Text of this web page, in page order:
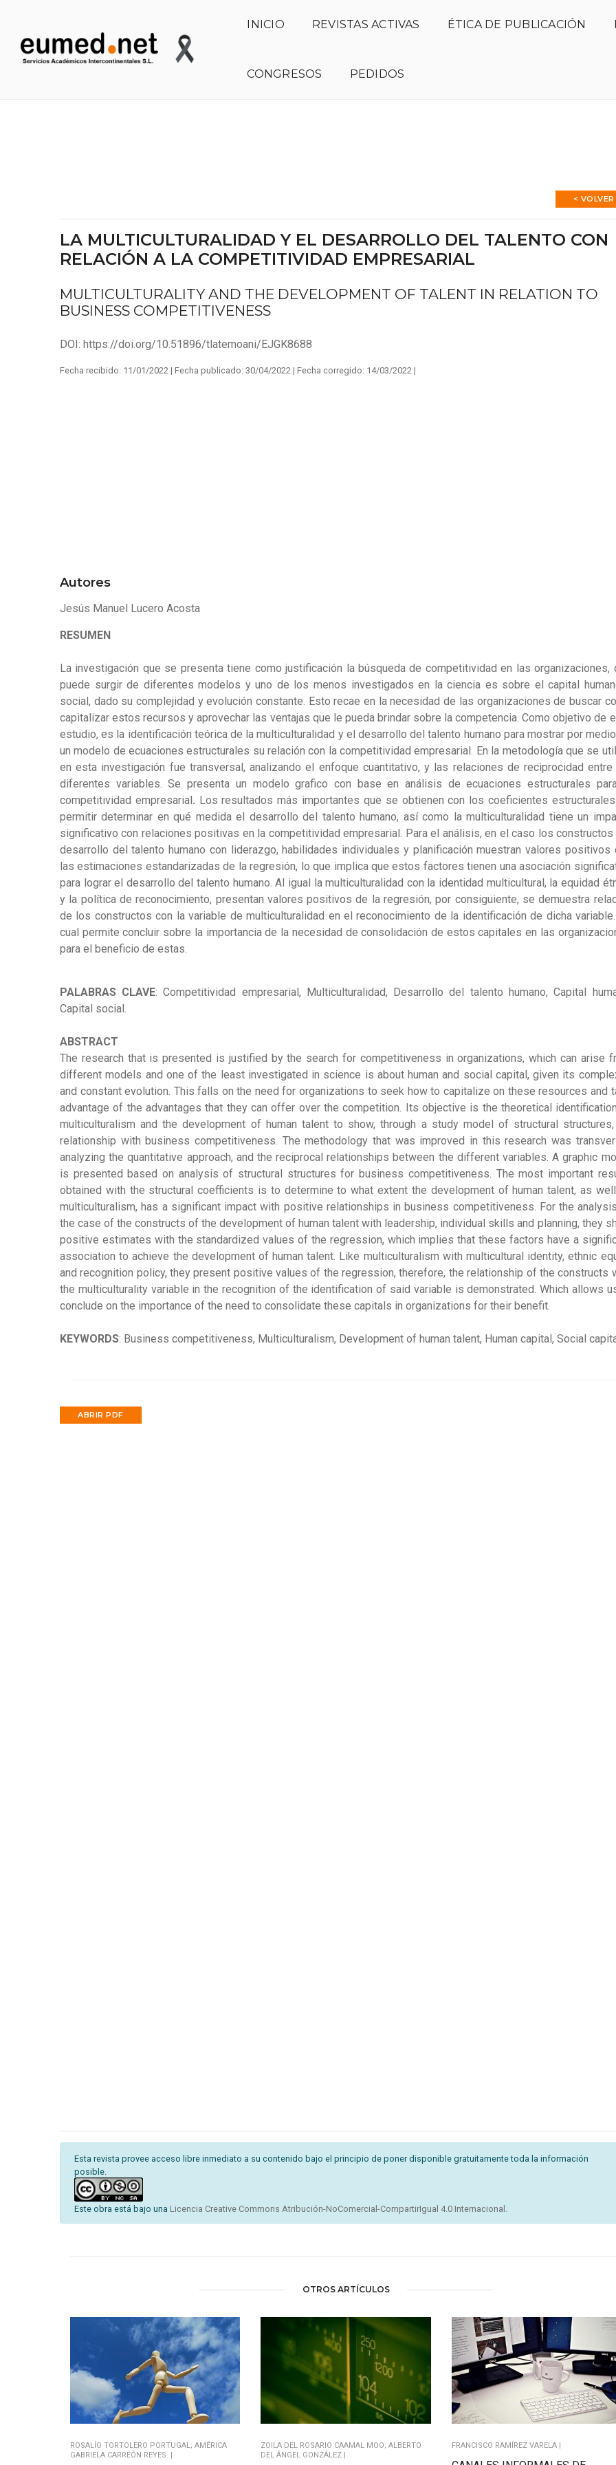
INICIO REVISTAS ACTIVAS ÉTICA DE PUBLICACIÓN
CONGRESOS PEDIDOS
TLATEMOANI. REVISTA ACADÉMICA DE INVESTIGACIÓN Número actual
< VOLVER
LA MULTICULTURALIDAD Y EL DESARROLLO DEL TALENTO CON
RELACIÓN A LA COMPETITIVIDAD EMPRESARIAL
MULTICULTURALITY AND THE DEVELOPMENT OF TALENT IN RELATION TO
BUSINESS COMPETITIVENESS
DOI: https://doi.org/10.51896/tlatemoani/EJGK8688
Fecha recibido: 11/01/2022 | Fecha publicado: 30/04/2022 | Fecha corregido: 14/03/2022 |
Autores
Jesús Manuel Lucero Acosta
RESUMEN
La investigación que se presenta tiene como justificación la búsqueda de competitividad en las organizaciones,
puede surgir de diferentes modelos y uno de los menos investigados en la ciencia es sobre el capital
social, dado su complejidad y evolución constante. Esto recae en la necesidad de las organizaciones de buscar
capitalizar estos recursos y aprovechar las ventajas que le pueda brindar sobre la competencia. Como objetivo de
estudio, es la identificación teórica de la multiculturalidad y el desarrollo del talento humano para mostrar por
un modelo de ecuaciones estructurales su relación con la competitividad empresarial. En la metodología que se
en esta investigación fue transversal, analizando el enfoque cuantitativo, y las relaciones de reciprocidad entre
diferentes variables. Se presenta un modelo grafico con base en análisis de ecuaciones estructurales
competitividad empresarial. Los resultados más importantes que se obtienen con los coeficientes
permitir determinar en qué medida el desarrollo del talento humano, así como la multiculturalidad tiene un
significativo con relaciones positivas en la competitividad empresarial. Para el análisis, en el caso los constructos
desarrollo del talento humano con liderazgo, habilidades individuales y planificación muestran valores positivos
las estimaciones estandarizadas de la regresión, lo que implica que estos factores tienen una asociación
para lograr el desarrollo del talento humano. Al igual la multiculturalidad con la identidad multicultural, la equidad
y la política de reconocimiento, presentan valores positivos de la regresión, por consiguiente, se demuestra
de los constructos con la variable de multiculturalidad en el reconocimiento de la identificación de dicha
cual permite concluir sobre la importancia de la necesidad de consolidación de estos capitales en las
para el beneficio de estas.
PALABRAS CLAVE: Competitividad empresarial, Multiculturalidad, Desarrollo del talento humano, Capital
Capital social.
ABSTRACT
The research that is presented is justified by the search for competitiveness in organizations, which can arise
different models and one of the least investigated in science is about human and social capital, given its
and constant evolution. This falls on the need for organizations to seek how to capitalize on these resources and
advantage of the advantages that they can offer over the competition. Its objective is the theoretical
multiculturalism and the development of human talent to show, through a study model of structural
relationship with business competitiveness. The methodology that was improved in this research was
analyzing the quantitative approach, and the reciprocal relationships between the different variables. A graphic
is presented based on analysis of structural structures for business competitiveness. The most important
obtained with the structural coefficients is to determine to what extent the development of human talent, as
multiculturalism, has a significant impact with positive relationships in business competitiveness. For the
the case of the constructs of the development of human talent with leadership, individual skills and planning, they
positive estimates with the standardized values of the regression, which implies that these factors have a
association to achieve the development of human talent. Like multiculturalism with multicultural identity, ethnic
and recognition policy, they present positive values of the regression, therefore, the relationship of the constructs
the multiculturality variable in the recognition of the identification of said variable is demonstrated. Which allows
conclude on the importance of the need to consolidate these capitals in organizations for their benefit.
KEYWORDS: Business competitiveness, Multiculturalism, Development of human talent, Human capital, Social
ABRIR PDF
Esta revista provee acceso libre inmediato a su contenido bajo el principio de poner disponible gratuitamente toda la información
posible.
Este obra está bajo una Licencia Creative Commons Atribución-NoComercial-CompartirIgual 4.0 Internacional.
OTROS ARTÍCULOS
ROSALÍO TORTOLERO PORTUGAL; AMÉRICA
GABRIELA CARREÓN REYES. |
ZOILA DEL ROSARIO CAAMAL MOO; ALBERTO
DEL ÁNGEL GONZÁLEZ |
FRANCISCO RAMÍREZ VARELA |